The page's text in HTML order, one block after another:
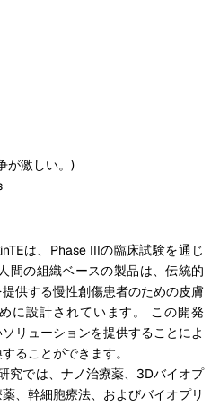
激しい。 )
は、Phase IIIの臨床試験を通じ
間の組織ベースの製品は、伝統的
供する慢性創傷患者のための皮膚
に設計されています。 この開発
リューションを提供することによ
ることができます。
究では、ナノ治療薬、3Dバイオプ
、幹細胞療法、およびバイオプリ